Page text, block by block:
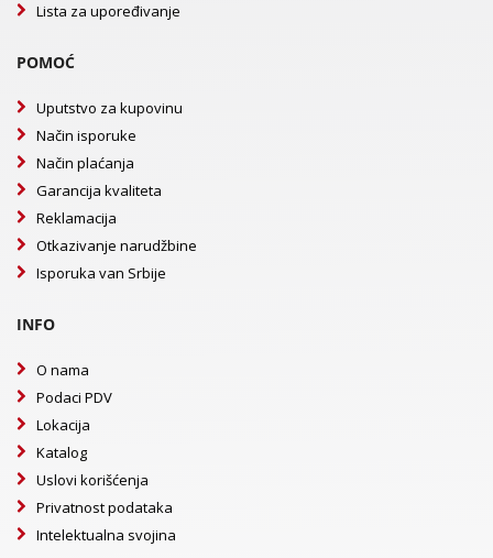
Lista za upoređivanje
POMOĆ
Uputstvo za kupovinu
Način isporuke
Način plaćanja
Garancija kvaliteta
Reklamacija
Otkazivanje narudžbine
Isporuka van Srbije
INFO
O nama
Podaci PDV
Lokacija
Katalog
Uslovi korišćenja
Privatnost podataka
Intelektualna svojina